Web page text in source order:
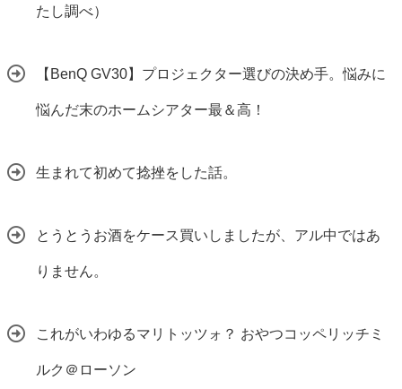
たし調べ）
【BenQ GV30】プロジェクター選びの決め手。悩みに
悩んだ末のホームシアター最＆高！
生まれて初めて捻挫をした話。
とうとうお酒をケース買いしましたが、アル中ではあ
りません。
これがいわゆるマリトッツォ？ おやつコッペリッチミ
ルク＠ローソン